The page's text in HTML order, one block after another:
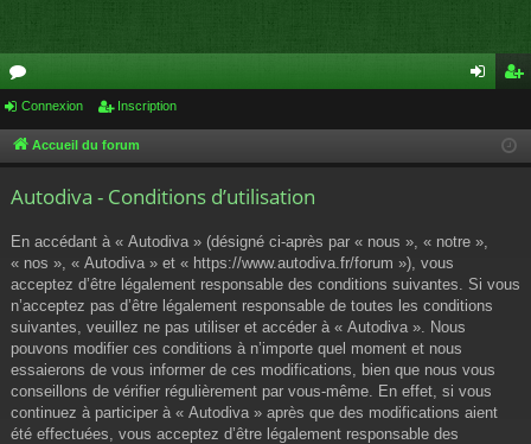
or
u cri
Connexion Inscription
Accueil du forum
Autodiva - Conditions d’utilisation
En accédant à « Autodiva » (désigné ci-après par « nous », « notre »,
« nos », « Autodiva » et « https://www.autodiva.fr/forum »), vous
acceptez d’être légalement responsable des conditions suivantes. Si vous
n’acceptez pas d’être légalement responsable de toutes les conditions
suivantes, veuillez ne pas utiliser et accéder à « Autodiva ». Nous
pouvons modifier ces conditions à n’importe quel moment et nous
essaierons de vous informer de ces modifications, bien que nous vous
conseillons de vérifier régulièrement par vous-même. En effet, si vous
continuez à participer à « Autodiva » après que des modifications aient
été effectuées, vous acceptez d’être légalement responsable des